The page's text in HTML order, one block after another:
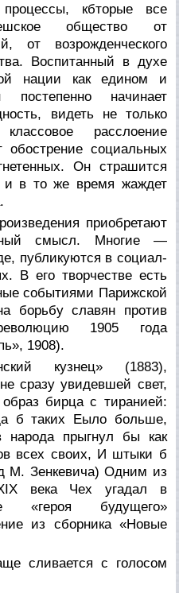
кбторые все
общество от
от возрожденческого
Воспитанный в духе
нации как едином и
начинает
видеть не только
расслоение
обострение социальных
Он страшится
и в то же время жаждет
приобретают
смысл. Многие —
публикуются в социал-
В его творчестве есть
событиями Парижской
борьбу славян против
1905 года
1908).
кузнец» (1883),
сразу увидевшей свет,
образ бирца с тиранией:
б таких Еыло больше,
народа прыгнул бы как
всех своих, И штыки б
М. Зенкевича) Одним из
века Чех угадал в
«героя будущего»
из сборника «Новые
сливается с голосом